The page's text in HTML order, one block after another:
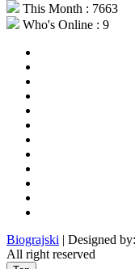
This Month : 7663
Who's Online : 9
Biograjski | Designed by:
All right reserved